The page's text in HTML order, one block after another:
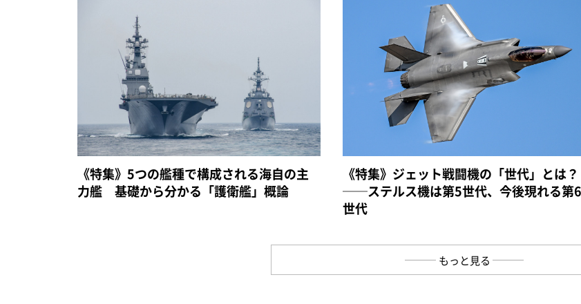
《特集》5つの艦種で構成される海自の主
力艦 基礎から分かる「護衛艦」概論
《特集》ジェット戦闘機の「世代」とは？
──ステルス機は第5世代、今後現れる第6
世代
もっと見る